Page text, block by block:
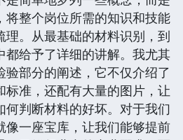
将整个岗位所需的知识和技能
理。从最基础的材料识别，到
都给予了详细的讲解。我尤其
验部分的阐述，它不仅介绍了
标准，还配有大量的图片，让
何判断材料的好坏。对于我们
像一座宝库，让我们能够提前